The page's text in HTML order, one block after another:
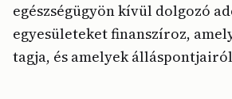
egészségügyön kívül dolgozó
egyesületeket finanszíroz,
tagja, és amelyek